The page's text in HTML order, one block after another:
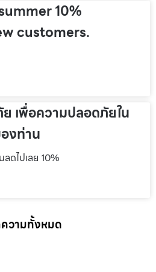
10%
customers.
ย เพื่อความปลอดภัยใน
งท่าน
ดไปเลย 10%
วามทั้งหมด